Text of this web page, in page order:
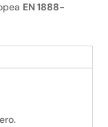
EN 1888-